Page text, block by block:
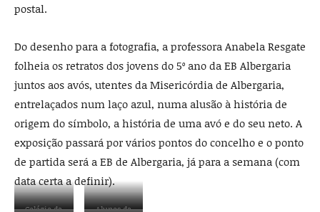
postal.
Do desenho para a fotografia, a professora Anabela Resgate
folheia os retratos dos jovens do 5º ano da EB Albergaria
juntos aos avós, utentes da Misericórdia de Albergaria,
entrelaçados num laço azul, numa alusão à história de
origem do símbolo, a história de uma avó e do seu neto. A
exposição passará por vários pontos do concelho e o ponto
de partida será a EB de Albergaria, já para a semana (com
data certa a definir).
Colégio da
Alunos da